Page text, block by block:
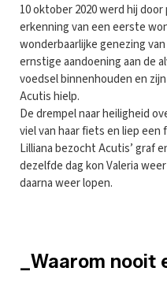
10 oktober 2020 werd hij
erkenning van een eerste
wonderbaarlijke genezing
ernstige aandoening aan de
voedsel binnenhouden en
Acutis hielp.
De drempel naar heiligheid
viel van haar fiets en liep
Lilliana bezocht Acutis’ graf
dezelfde dag kon Valeria
daarna weer lopen.
_Waarom nooit